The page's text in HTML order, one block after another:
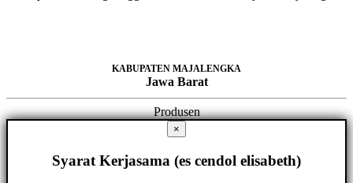
KABUPATEN MAJALENGKA
Jawa Barat
Produsen
×
Syarat Kerjasama (es cendol elisabeth)